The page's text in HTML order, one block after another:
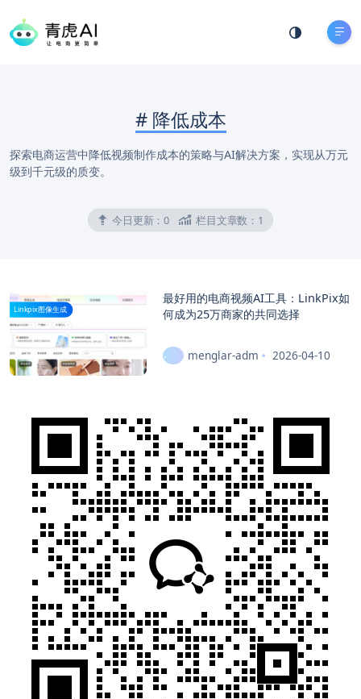
# 降低成本
探索电商运营中降低视频制作成本的策略与AI解决方案，实现从万元
级到千元级的质变。
今日更新：0 栏目文章数： 1
Linkpix图像生成
最好用的电商视频AI工具：LinkPix如
何成为25万商家的共同选择
menglar-adm 2026-04-10